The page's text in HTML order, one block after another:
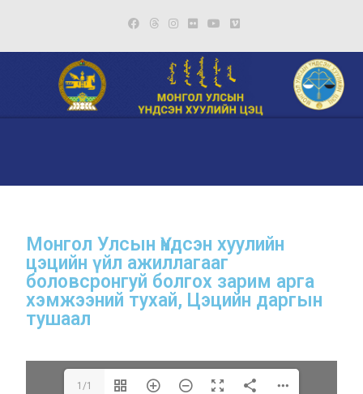
Монгол Улсын Үндсэн хуулийн
цэцийн үйл ажиллагааг
боловсронгуй болгох зарим арга
хэмжээний тухай, Цэцийн даргын
тушаал
1/1